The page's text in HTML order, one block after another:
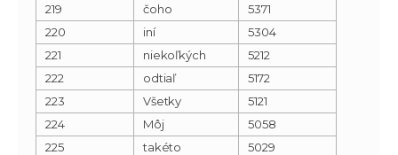
219
čoho
5371
220
iní
5304
221
niekoľkých
5212
222
odtiaľ
5172
223
Všetky
5121
224
Môj
5058
225
takéto
5029